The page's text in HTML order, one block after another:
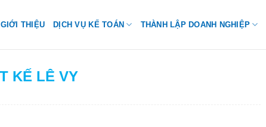
GIỚI THIỆU DỊCH VỤ KẾ TOÁN THÀNH LẬP DOANH NGHIỆP
KẾ LÊ VY